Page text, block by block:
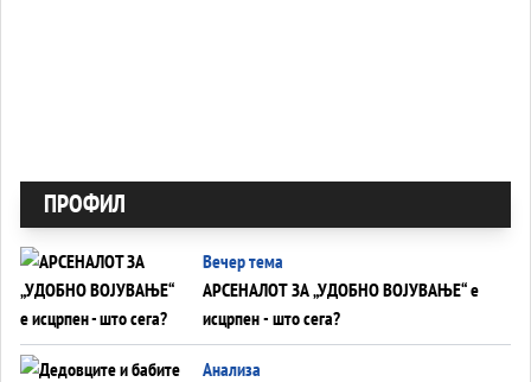
ПРОФИЛ
Вечер тема
АРСЕНАЛОТ ЗА „УДОБНО ВОЈУВАЊЕ“ е
исцрпен - што сега?
Анализа